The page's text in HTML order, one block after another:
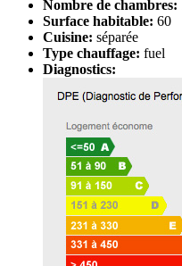
Nombre de chambres:
Surface habitable: 60
Cuisine: séparée
Type chauffage: fuel
Diagnostics: